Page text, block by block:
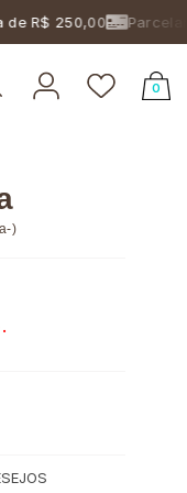
250,00
0
)